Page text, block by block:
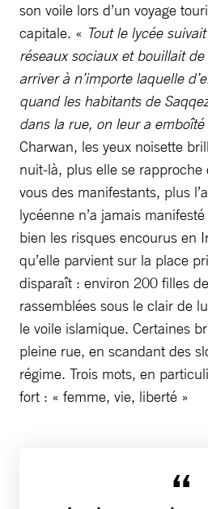
son voile lors d’un voyage
capitale. « Tout le lycée
réseaux sociaux et bouillait
arriver à n’importe laquelle
quand les habitants de
dans la rue, on leur a
Charwan, les yeux noisette
nuit-là, plus elle se
vous des manifestants, plus
lycéenne n’a jamais
bien les risques encourus en
qu’elle parvient sur la place
disparaît : environ 200 filles
rassemblées sous le clair de
le voile islamique. Certaines
pleine rue, en scandant des
régime. Trois mots, en
fort : « femme, vie, liberté »